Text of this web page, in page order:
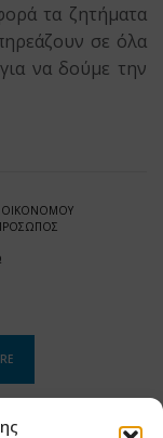
τα ζητήματα
σε όλα
να δούμε την
ΟΙΚΟΝΟΜΟΥ